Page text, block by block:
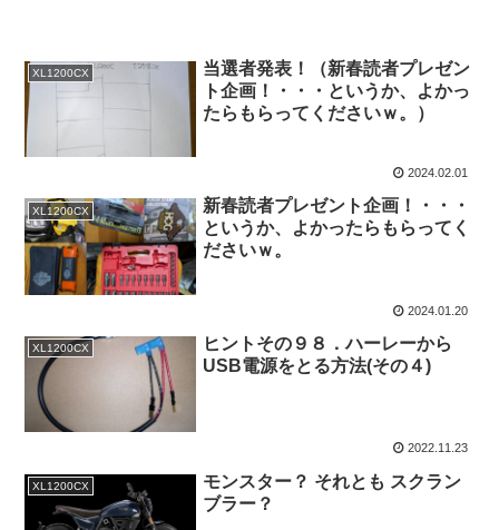
XL1200CX
当選者発表！（新春読者プレゼン
ト企画！・・・というか、よかっ
たらもらってくださいｗ。）
2024.02.01
XL1200CX
新春読者プレゼント企画！・・・
というか、よかったらもらってく
ださいｗ。
2024.01.20
XL1200CX
ヒントその９８．ハーレーから
USB電源をとる方法(その４)
2022.11.23
XL1200CX
モンスター？ それとも スクラン
ブラー？